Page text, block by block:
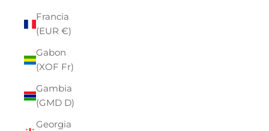
Francia
(EUR €)
Gabon
(XOF Fr)
Gambia
(GMD D)
Georgia